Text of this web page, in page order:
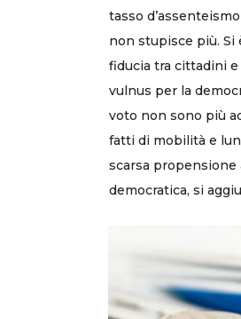
tasso
non stupisce più.
fiducia tra cittadini
vulnus per la
voto non sono più
fatti di mobilità e
scarsa
democratica, si